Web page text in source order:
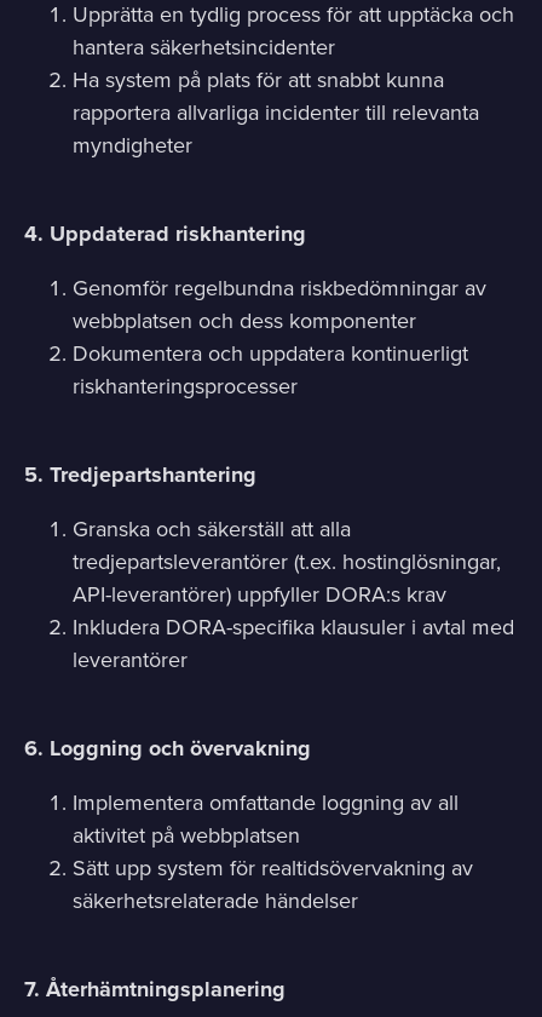
Upprätta en tydlig process för att upptäcka och
hantera säkerhetsincidenter
Ha system på plats för att snabbt kunna
rapportera allvarliga incidenter till relevanta
myndigheter
4. Uppdaterad riskhantering
Genomför regelbundna riskbedömningar av
webbplatsen och dess komponenter
Dokumentera och uppdatera kontinuerligt
riskhanteringsprocesser
5. Tredjepartshantering
Granska och säkerställ att alla
tredjepartsleverantörer (t.ex. hostinglösningar,
API-leverantörer) uppfyller DORA:s krav
Inkludera DORA-specifika klausuler i avtal med
leverantörer
6. Loggning och övervakning
Implementera omfattande loggning av all
aktivitet på webbplatsen
Sätt upp system för realtidsövervakning av
säkerhetsrelaterade händelser
7. Återhämtningsplanering